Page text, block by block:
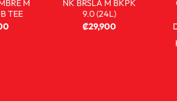
M
TEE
NK BRSLA M BKPK
9.0 (24L)
₡29,900